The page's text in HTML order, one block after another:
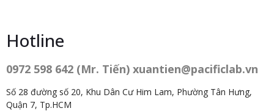
Hotline
0972 598 642 (Mr. Tiến) xuantien@pacificlab.vn
Số 28 đường số 20, Khu Dân Cư Him Lam, Phường Tân Hưng,
Quận 7, Tp.HCM